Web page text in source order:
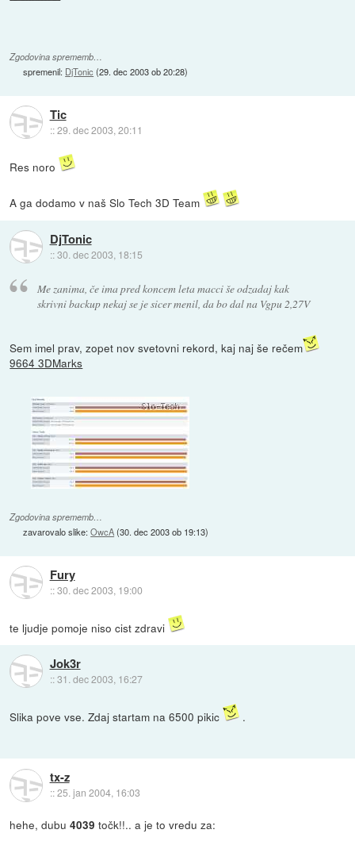
Zgodovina sprememb…
spremenil: DjTonic (29. dec 2003 ob 20:28)
Tic
::29. dec 2003, 20:11
Res noro
A ga dodamo v naš Slo Tech 3D Team
DjTonic
::30. dec 2003, 18:15
Me zanima, če ima pred koncem leta macci še odzadaj kak
skrivni backup nekaj se je sicer menil, da bo dal na Vgpu 2,27V
Sem imel prav, zopet nov svetovni rekord, kaj naj še rečem
9664 3DMarks
Zgodovina sprememb…
zavarovalo slike:OwcA(30. dec 2003 ob 19:13)
Fury
::30. dec 2003, 19:00
te ljudje pomoje niso cist zdravi
Jok3r
::31. dec 2003, 16:27
Slika pove vse. Zdaj startam na 6500 pikic .
tx-z
::25. jan 2004, 16:03
hehe, dubu4039 točk!!.. a je to vredu za: